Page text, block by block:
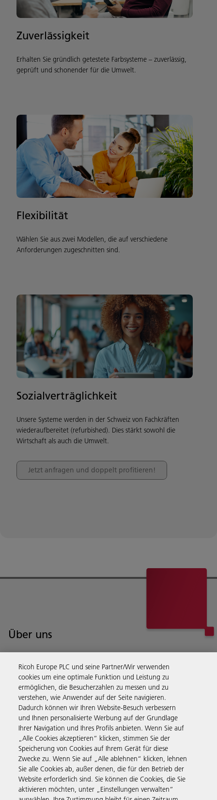
Zuverlässigkeit
Erhalten Sie gründlich getestete Farbsysteme – zuverlässig,
geprüft und schonender für die Umwelt.
Flexibilität
Wählen Sie aus zwei Modellen, die auf verschiedene
Anforderungen zugeschnitten sind.
Sozialverträglichkeit
Unsere Systeme werden in der Schweiz von Fachkräften
wiederaufbereitet (refurbished). Dies stärkt sowohl die
Wirtschaft als auch die Umwelt.
Jetzt anfragen und doppelt profitieren!
Über uns
Hardware für das Dokumentenmanagement für Unternehmen auf
der ganzen Welt.
Lesen Sie mehr über unsere Geschichte und darüber, was
wir machen
Business Solutions
Produkte & Services
Ricoh Europe PLC und seine Partner/Wir verwenden
cookies um eine optimale Funktion und Leistung zu
ermöglichen, die Besucherzahlen zu messen und zu
verstehen, wie Anwender auf der Seite navigieren.
Dadurch können wir Ihren Website-Besuch verbessern
und Ihnen personalisierte Werbung auf der Grundlage
Ihrer Navigation und Ihres Profils anbieten. Wenn Sie auf
„Alle Cookies akzeptieren“ klicken, stimmen Sie der
Speicherung von Cookies auf Ihrem Gerät für diese
Zwecke zu. Wenn Sie auf „Alle ablehnen“ klicken, lehnen
Sie alle Cookies ab, außer denen, die für den Betrieb der
Website erforderlich sind. Sie können die Cookies, die Sie
aktivieren möchten, unter „Einstellungen verwalten“